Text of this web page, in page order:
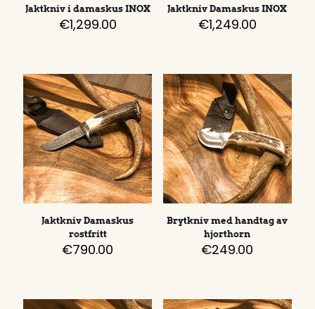
Jaktkniv i damaskus INOX
€1,299.00
Jaktkniv Damaskus INOX
€1,249.00
Jaktkniv Damaskus
rostfritt
€790.00
Brytkniv med handtag av
hjorthorn
€249.00